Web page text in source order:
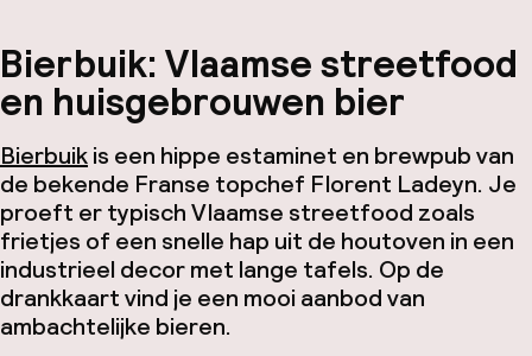
Bierbuik: Vlaamse streetfood
en huisgebrouwen bier
Bierbuikis een hippe estaminet en brewpubvan
de bekende Franse topchef Florent Ladeyn. Je
proeft er typisch Vlaamse streetfood zoals
frietjes of een snelle hap uit de houtoven in een
industrieel decor met lange tafels. Op de
drankkaart vind je een mooi aanbod van
ambachtelijke bieren.